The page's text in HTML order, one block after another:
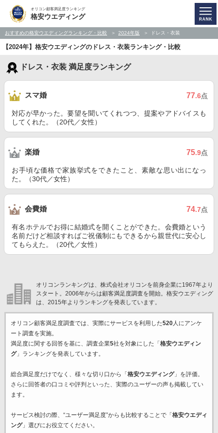
オリコン顧客満足度ランキング
格安ウエディング
おすすめの格安ウエディングランキング・比較 2024年版 ドレス・衣装
【2024年】格安ウエディングのドレス・衣装ランキング・比較
ドレス・衣装 満足度ランキング
スマ婚 77.6点
対応が早かった。要望を聞いてくれつつ、提案やアドバイスも
してくれた。（20代／女性）
楽婚 75.9点
お手頃な価格で家族挙式をできたこと、素敵な思い出になっ
た。（30代／女性）
会費婚 74.7点
有名ホテルでお得に結婚式を開くことができた。会費婚という
名前だけど相談すればご祝儀制にもできるから親世代に安心し
てもらえた。（20代／女性）
オリコンランキングは、株式会社オリコンを前身企業に1967年より
スタート。2006年からは顧客満足度調査を開始。格安ウエディング
は、2015年よりランキングを発表しています。
オリコン顧客満足度調査では、実際にサービスを利用した520人にアンケ
ート調査を実施。
満足度に関する回答を基に、調査企業5社を対象にした「 格安ウエディン
グ」ランキングを発表しています。
総合満足度だけでなく、様々な切り口から「 格安ウエディング」を評価。
さらに回答者の口コミや評判といった、実際のユーザーの声も掲載してい
ます。
サービス検討の際、“ユーザー満足度”からも比較することで「 格安ウエディ
ング」選びにお役立てください。